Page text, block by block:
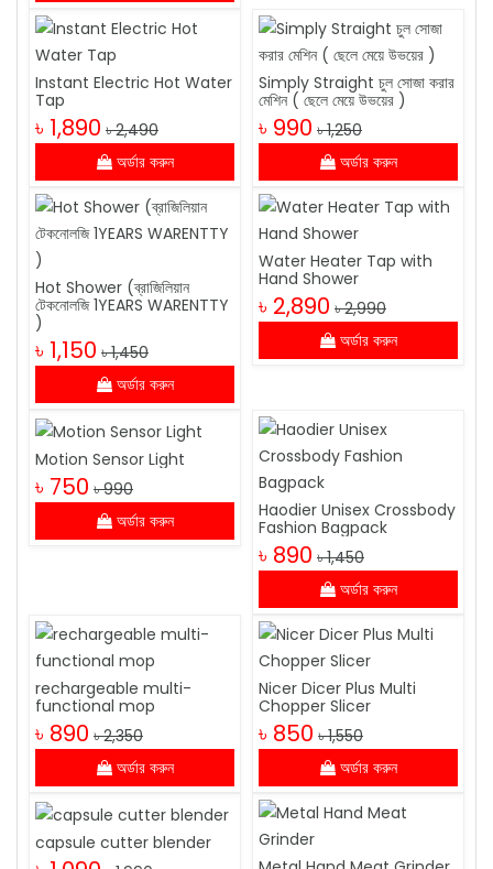
Instant Electric Hot Water
Tap
৳ 1,890 ৳ 2,490
অর্ডার করুন
Simply Straight চুল সোজা করার
মেশিন ( ছেলে মেয়ে উভয়ের )
৳ 990 ৳ 1,250
অর্ডার করুন
Hot Shower (ব্রাজিলিয়ান
টেকনোলজি 1YEARS WARENTTY
)
৳ 1,150 ৳ 1,450
অর্ডার করুন
Water Heater Tap with
Hand Shower
৳ 2,890 ৳ 2,990
অর্ডার করুন
Motion Sensor Light
৳ 750 ৳ 990
অর্ডার করুন
Haodier Unisex Crossbody
Fashion Bagpack
৳ 890 ৳ 1,450
অর্ডার করুন
rechargeable multi-
functional mop
৳ 890 ৳ 2,350
অর্ডার করুন
Nicer Dicer Plus Multi
Chopper Slicer
৳ 850 ৳ 1,550
অর্ডার করুন
capsule cutter blender